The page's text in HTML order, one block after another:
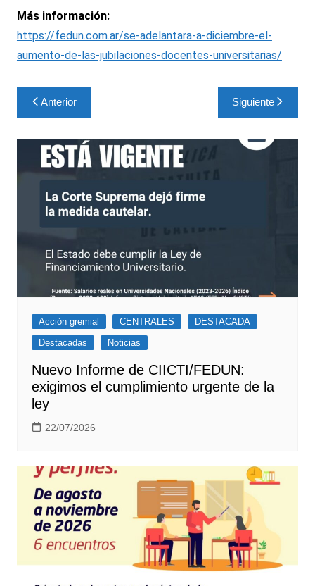
Más información:
https://fedun.com.ar/se-adelantara-a-diciembre-el-
aumento-de-las-jubilaciones-docentes-universitarias/
Navegación
de
entradas
Anterior Siguiente
Acción gremial CENTRALES
DESTACADA
Destacadas
Noticias
Nuevo Informe de CIICTI/FEDUN:
exigimos el cumplimiento urgente de la
ley
22/07/2026